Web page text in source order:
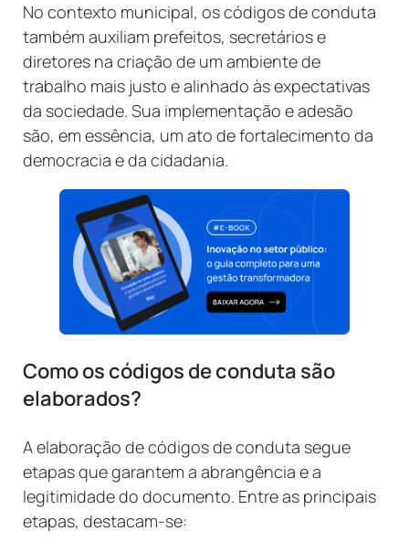
No contexto municipal, os códigos de conduta
também auxiliam prefeitos, secretários e
diretores na criação de um ambiente de
trabalho mais justo e alinhado às expectativas
da sociedade. Sua implementação e adesão
são, em essência, um ato de fortalecimento da
democracia e da cidadania.
Como os códigos de conduta são
elaborados?
A elaboração de códigos de conduta segue
etapas que garantem a abrangência e a
legitimidade do documento. Entre as principais
etapas, destacam-se: